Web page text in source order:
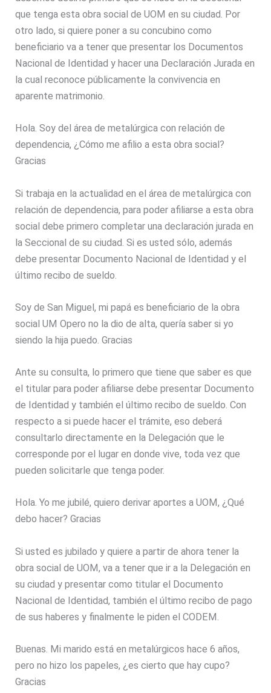
que tenga esta obra social de UOM en su ciudad. Por
otro lado, si quiere poner a su concubino como
beneficiario va a tener que presentar los Documentos
Nacional de Identidad y hacer una Declaración Jurada en
la cual reconoce públicamente la convivencia en
aparente matrimonio.
Hola. Soy del área de metalúrgica con relación de
dependencia, ¿Cómo me afilio a esta obra social?
Gracias
Si trabaja en la actualidad en el área de metalúrgica con
relación de dependencia, para poder afiliarse a esta obra
social debe primero completar una declaración jurada en
la Seccional de su ciudad. Si es usted sólo, además
debe presentar Documento Nacional de Identidad y el
último recibo de sueldo.
Soy de San Miguel, mi papá es beneficiario de la obra
social UM Opero no la dio de alta, quería saber si yo
siendo la hija puedo. Gracias
Ante su consulta, lo primero que tiene que saber es que
el titular para poder afiliarse debe presentar Documento
de Identidad y también el último recibo de sueldo. Con
respecto a si puede hacer el trámite, eso deberá
consultarlo directamente en la Delegación que le
corresponde por el lugar en donde vive, toda vez que
pueden solicitarle que tenga poder.
Hola. Yo me jubilé, quiero derivar aportes a UOM, ¿Qué
debo hacer? Gracias
Si usted es jubilado y quiere a partir de ahora tener la
obra social de UOM, va a tener que ir a la Delegación en
su ciudad y presentar como titular el Documento
Nacional de Identidad, también el último recibo de pago
de sus haberes y finalmente le piden el CODEM.
Buenas. Mi marido está en metalúrgicos hace 6 años,
pero no hizo los papeles, ¿es cierto que hay cupo?
Gracias